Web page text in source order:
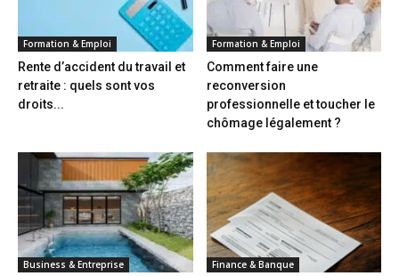
Formation & Emploi
Rente d’accident du travail et
retraite : quels sont vos
droits...
Formation & Emploi
Comment faire une
reconversion
professionnelle et toucher le
chômage légalement ?
Business & Entreprise Finance & Banque